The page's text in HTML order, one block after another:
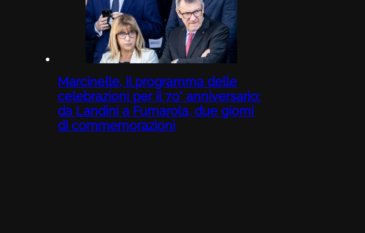
Marcinelle, il programma delle
celebrazioni per il 70° anniversario:
da Landini a Fumarola, due giorni
di commemorazioni